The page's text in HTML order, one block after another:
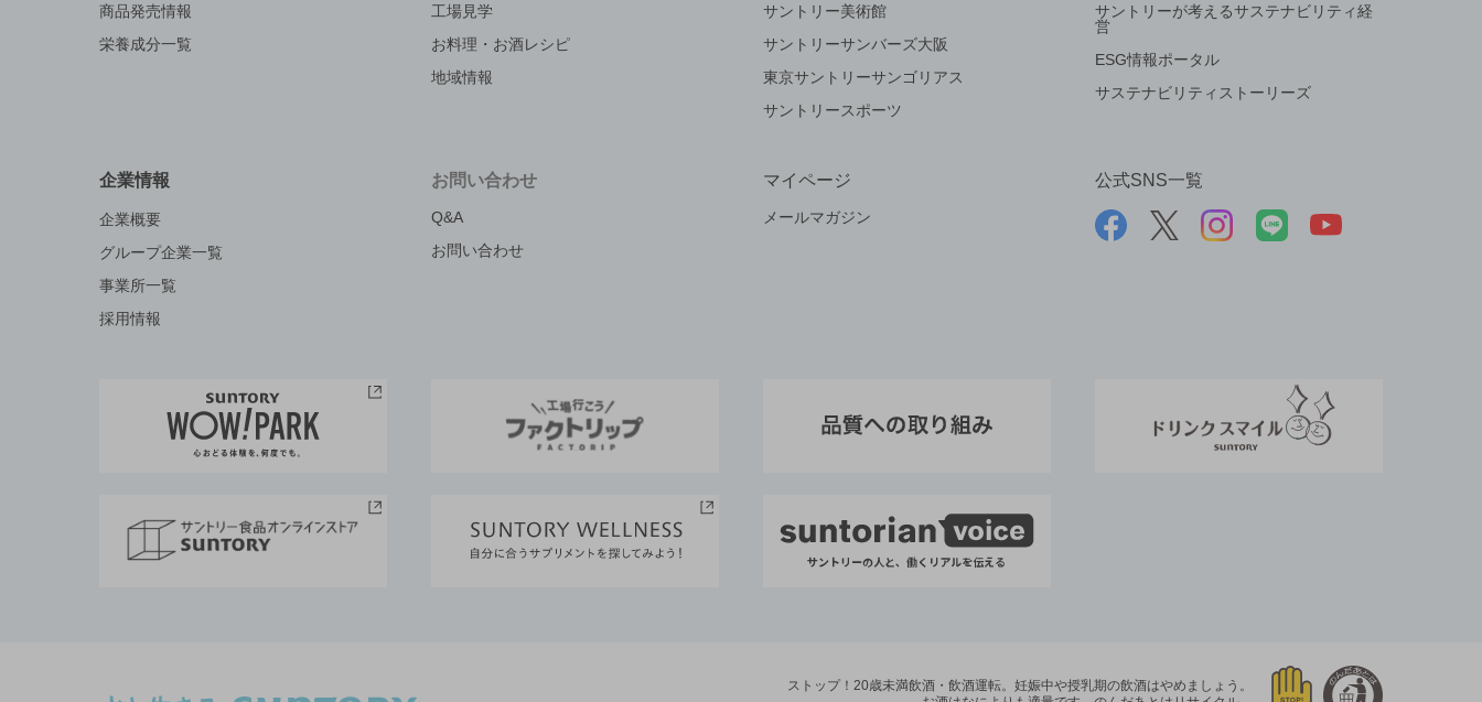
商品発売情報
栄養成分一覧
工場見学
お料理・お酒レシピ
地域情報
サントリー美術館
サントリーサンバーズ大阪
東京サントリーサンゴリアス
サントリースポーツ
サントリーが考えるサステナビリティ経
営
ESG情報ポータル
サステナビリティストーリーズ
企業情報
企業概要
グループ企業一覧
事業所一覧
採用情報
お問い合わせ
Q&A
お問い合わせ
マイページ
メールマガジン
公式SNS一覧
ストップ！20歳未満飲酒・飲酒運転。 妊娠中や授乳期の飲酒はやめましょう。